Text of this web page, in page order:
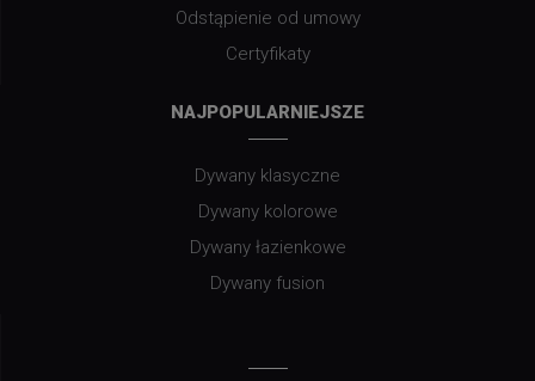
Odstąpienie od umowy
Certyfikaty
NAJPOPULARNIEJSZE
Dywany klasyczne
Dywany kolorowe
Dywany łazienkowe
Dywany fusion